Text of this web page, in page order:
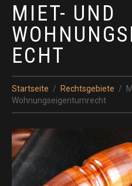
MIET- UND
ECHT
Startseite Rechtsgebiete
Wohnungseigentumrecht